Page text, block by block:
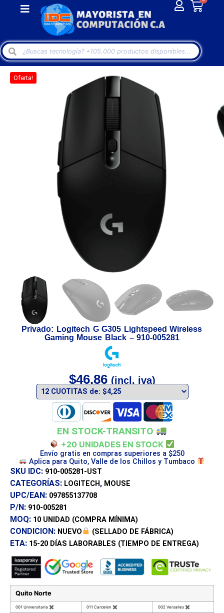
Oferta!
Privado: Logitech G G305 Lightspeed Wireless
Gaming Mouse Black – 910-005281
$46,86 (incl. iva)
EN STOCK-TRANSITO
+20 UNIDADES EN STOCK
Envío gratis en compras superiores a $250
Aplica para Quito, Valle de los Chillos y Tumbaco
SKU IDC: 910-005281-UST
CATEGORÍAS: LOGITECH , MOUSE
UPC/EAN: 097855137708
P/N: 910-005281
MOQ: 10 UNIDAD (COMPRA MÍNIMA)
CONDICION: NUEVO (SELLADO DE FÁBRICA)
ETA: 15-20 DÍAS LABORABLES (TIEMPO DE ENTREGA)
Quito Norte
001 Universitaria ✖ 011 Carcelen ✖ 002 Versalles ✖